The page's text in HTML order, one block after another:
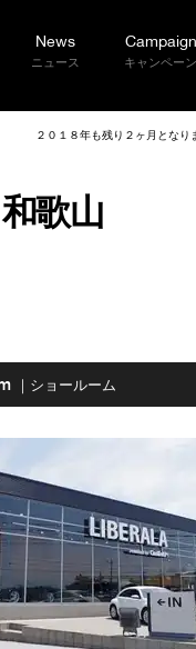
News
ニュース
Campaign
キャンペーン
２０１８年も残り２ヶ月とな
歌山
｜ショールーム